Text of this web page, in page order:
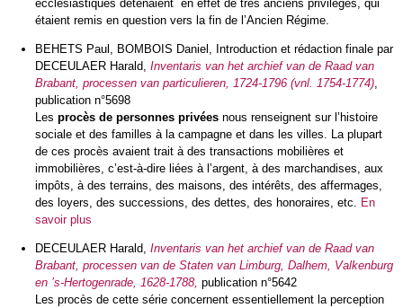
ecclésiastiques détenaient en effet de très anciens privilèges, qui
étaient remis en question vers la fin de l’Ancien Régime.
BEHETS Paul, BOMBOIS Daniel, Introduction et rédaction finale par
DECEULAER Harald, Inventaris van het archief van de Raad van
Brabant, processen van particulieren, 1724-1796 (vnl. 1754-1774),
publication n°5698
Les procès de personnes privées nous renseignent sur l’histoire
sociale et des familles à la campagne et dans les villes. La plupart
de ces procès avaient trait à des transactions mobilières et
immobilières, c’est-à-dire liées à l’argent, à des marchandises, aux
impôts, à des terrains, des maisons, des intérêts, des affermages,
des loyers, des successions, des dettes, des honoraires, etc. En
savoir plus
DECEULAER Harald, Inventaris van het archief van de Raad van
Brabant, processen van de Staten van Limburg, Dalhem, Valkenburg
en ’s-Hertogenrade, 1628-1788, publication n°5642
Les procès de cette série concernent essentiellement la perception